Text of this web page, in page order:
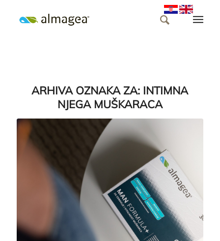
ARHIVA OZNAKA ZA: INTIMNA
NJEGA MUŠKARACA